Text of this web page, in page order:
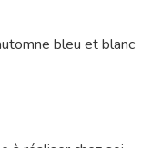
bleu et blanc